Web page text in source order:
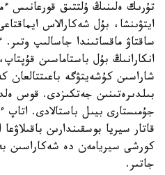
تۇرىك ەلىنىڭ ۇلتتىق قورعانىس
ايتۋىنشا، بۇل شەكارالاس
ساقتاۋ ماقساتىندا جاسالىپ
انكارانىڭ بۇل باستاماسىن
شاراسىن كۇشەيتۋگە باعىتتالعان
بىلدىرەتىنىن جەتكىزدى. قوس
جۇمىستارى بيىل باستالادى.
قاتار سيريا بوسقىندارىن
كورشى سيريامەن دە شەكاراسىن
جاتىر.